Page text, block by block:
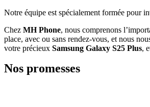
Notre équipe est spécialement formée pour
Chez MH Phone, nous comprenons
place, avec ou sans rendez-vous, et nous
votre précieux Samsung Galaxy S25 Plus,
Nos promesses